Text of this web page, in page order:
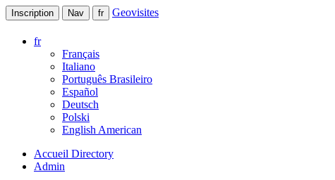
Inscription Nav fr Geovisites
fr
Français
Italiano
Português Brasileiro
Español
Deutsch
Polski
English American
Accueil Directory
Admin